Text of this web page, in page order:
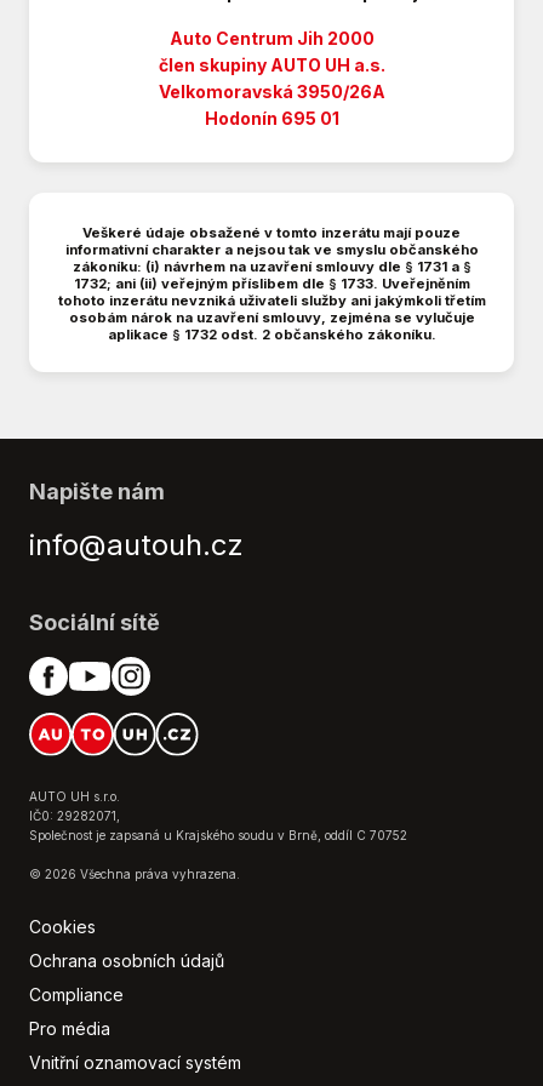
Elektrická přední okna
Elektrická zadní okna
Elektrická zrcátka
Imobilizér
Isofix
Katalyzátor
Kožený volant
MP3
Nastavitelný volant
Ovládání na volantu
Parkovací kamera
Přední loketní opěrka
Přední parkovací senzory
Přední světla LED
Rádio s ovládáním pod volantem
Senzor stěračů
Senzor světel
Tempomat s omezovačem rychlosti
USB
Venkovní teploměr
Vyhřívaná zrcátka
Výsuvné opěrky hlav
Auto Centrum Jih 2000
člen skupiny AUTO UH a.s.
Velkomoravská 3950/26A
Hodonín 695 01
Veškeré údaje obsažené v tomto inzerátu mají pouze
informativní charakter a nejsou tak ve smyslu občanského
zákoníku: (i) návrhem na uzavření smlouvy dle § 1731 a §
1732; ani (ii) veřejným příslibem dle § 1733. Uveřejněním
tohoto inzerátu nevzniká uživateli služby ani jakýmkoli třetím
osobám nárok na uzavření smlouvy, zejména se vylučuje
aplikace § 1732 odst. 2 občanského zákoníku.
AUTO UH s.r.o.
IČ0: 29282071,
Společnost je zapsaná u Krajského soudu v Brně, oddíl C 70752
© 2026 Všechna práva vyhrazena.
Cookies
Ochrana osobních údajů
Compliance
Pro média
Vnitřní oznamovací systém
Napište nám
info@autouh.cz
Sociální sítě